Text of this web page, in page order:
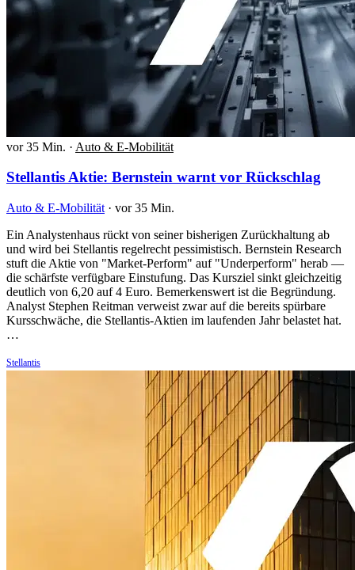
vor 35 Min. · Auto & E-Mobilität
Stellantis Aktie: Bernstein warnt vor Rückschlag
Auto & E-Mobilität · vor 35 Min.
Ein Analystenhaus rückt von seiner bisherigen Zurückhaltung ab
und wird bei Stellantis regelrecht pessimistisch. Bernstein Research
stuft die Aktie von "Market-Perform" auf "Underperform" herab —
die schärfste verfügbare Einstufung. Das Kursziel sinkt gleichzeitig
deutlich von 6,20 auf 4 Euro. Bemerkenswert ist die Begründung.
Analyst Stephen Reitman verweist zwar auf die bereits spürbare
Kursschwäche, die Stellantis-Aktien im laufenden Jahr belastet hat.
…
Stellantis